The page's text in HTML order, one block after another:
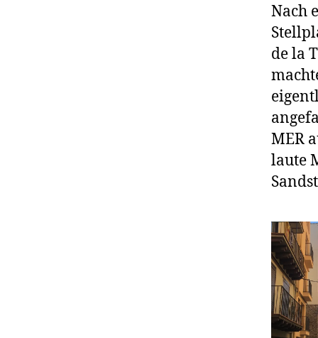
Nach
de la
MER
laute